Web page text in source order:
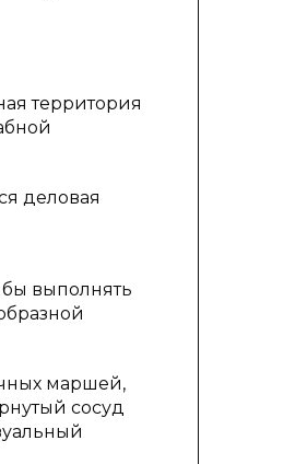
территория
деловая
бы выполнять
маршей,
сосуд